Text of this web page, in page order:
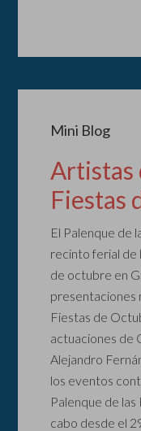
Mini Blog
Artistas
Fiestas
El Palenque de
recinto ferial de
de octubre en
presentaciones
Fiestas de
actuaciones de
Alejandro
los eventos
Palenque de
cabo desde el